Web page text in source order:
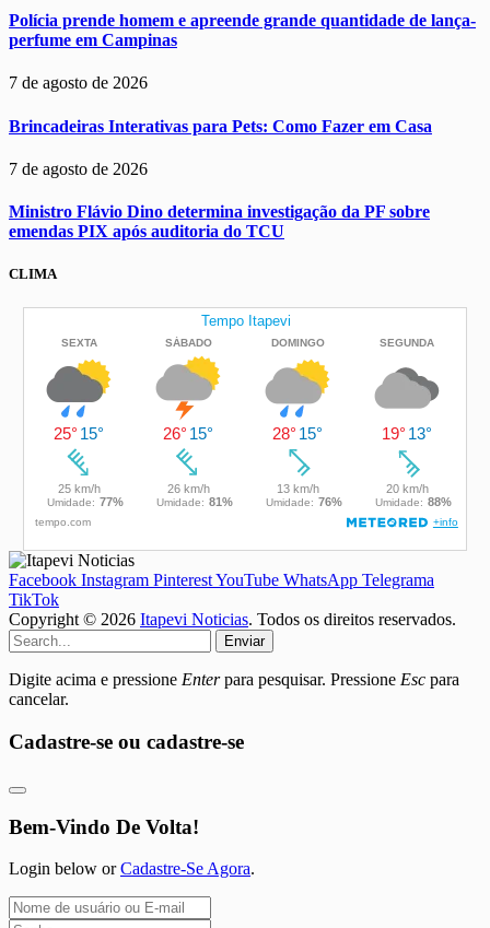
Polícia prende homem e apreende grande quantidade de lança-
perfume em Campinas
7 de agosto de 2026
Brincadeiras Interativas para Pets: Como Fazer em Casa
7 de agosto de 2026
Ministro Flávio Dino determina investigação da PF sobre
emendas PIX após auditoria do TCU
CLIMA
Facebook Instagram PinterestYouTube WhatsApp Telegrama
TikTok
Copyright © 2026 Itapevi Noticias. Todos os direitos reservados.
Enviar
Digite acima e pressione Enterpara pesquisar. Pressione Esc para
cancelar.
Cadastre-se ou cadastre-se
Bem-Vindo De Volta!
Login below orCadastre-Se Agora.